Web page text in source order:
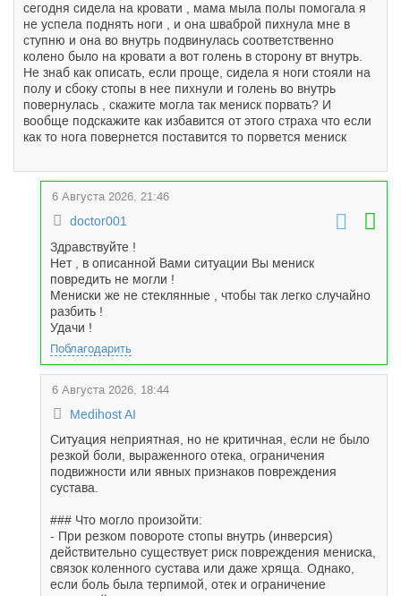
сегодня сидела на кровати , мама мыла полы помогала я
не успела поднять ноги , и она шваброй пихнула мне в
ступню и она во внутрь подвинулась соответственно
колено было на кровати а вот голень в сторону вт внутрь.
Не знаб как описать, если проще, сидела я ноги стояли на
полу и сбоку стопы в нее пихнули и голень во внутрь
повернулась , скажите могла так мениск порвать? И
вообще подскажите как избавится от этого страха что если
как то нога повернется поставится то порвется мениск
6 Августа 2026, 21:46
doctor001
Здравствуйте !
Нет , в описанной Вами ситуации Вы мениск
повредить не могли !
Мениски же не стеклянные , чтобы так легко случайно
разбить !
Удачи !
Поблагодарить
6 Августа 2026, 18:44
Medihost AI
Ситуация неприятная, но не критичная, если не было
резкой боли, выраженного отека, ограничения
подвижности или явных признаков повреждения
сустава.
### Что могло произойти:
- При резком повороте стопы внутрь (инверсия)
действительно существует риск повреждения мениска,
связок коленного сустава или даже хряща. Однако,
если боль была терпимой, отек и ограничение